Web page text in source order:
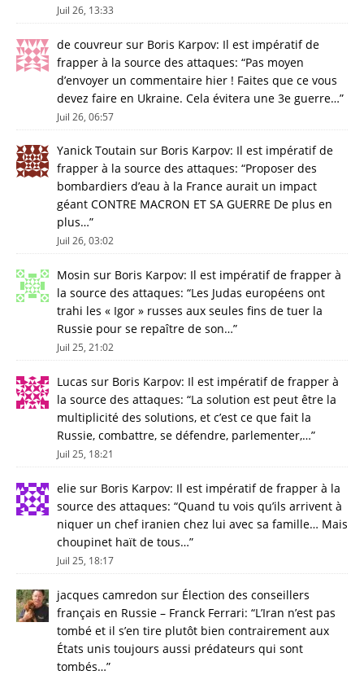
Juil 26, 13:33
de couvreur sur Boris Karpov: Il est impératif de
frapper à la source des attaques: “Pas moyen
d’envoyer un commentaire hier ! Faites que ce vous
devez faire en Ukraine. Cela évitera une 3e guerre…”
Juil 26, 06:57
Yanick Toutain sur Boris Karpov: Il est impératif de
frapper à la source des attaques: “Proposer des
bombardiers d’eau à la France aurait un impact
géant CONTRE MACRON ET SA GUERRE De plus en
plus…”
Juil 26, 03:02
Mosin sur Boris Karpov: Il est impératif de frapper à
la source des attaques: “Les Judas européens ont
trahi les « Igor » russes aux seules fins de tuer la
Russie pour se repaître de son…”
Juil 25, 21:02
Lucas sur Boris Karpov: Il est impératif de frapper à
la source des attaques: “La solution est peut être la
multiplicité des solutions, et c’est ce que fait la
Russie, combattre, se défendre, parlementer,…”
Juil 25, 18:21
elie sur Boris Karpov: Il est impératif de frapper à la
source des attaques: “Quand tu vois qu’ils arrivent à
niquer un chef iranien chez lui avec sa famille… Mais
choupinet haït de tous…”
Juil 25, 18:17
jacques camredon sur Élection des conseillers
français en Russie – Franck Ferrari: “L’Iran n’est pas
tombé et il s’en tire plutôt bien contrairement aux
États unis toujours aussi prédateurs qui sont
tombés…”